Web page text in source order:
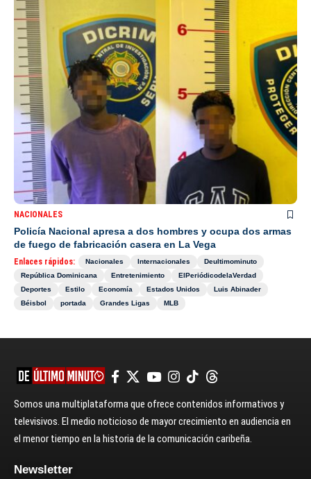
NACIONALES
Policía Nacional apresa a dos hombres y ocupa dos armas
de fuego de fabricación casera en La Vega
Enlaces rápidos: Nacionales Internacionales
Deultimominuto
República Dominicana
Entretenimiento
ElPeriódicodelaVerdad
Deportes
Estilo Economía Estados Unidos
Luis Abinader
Béisbol
portada Grandes Ligas MLB
Somos una multiplataforma que ofrece contenidos informativos y
televisivos. El medio noticioso de mayor crecimiento en audiencia en
el menor tiempo en la historia de la comunicación caribeña.
Newsletter